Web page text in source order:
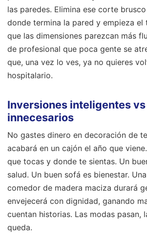
las paredes. Elimina ese corte
donde termina la pared y empieza el
que las dimensiones parezcan más
de profesional que poca gente se
que, una vez lo ves, ya no quieres
hospitalario.
Inversiones inteligentes
innecesarios
No gastes dinero en decoración de
acabará en un cajón el año que
que tocas y donde te sientas. Un
salud. Un buen sofá es bienestar.
comedor de madera maciza durará
envejecerá con dignidad, ganando
cuentan historias. Las modas pasan,
queda.